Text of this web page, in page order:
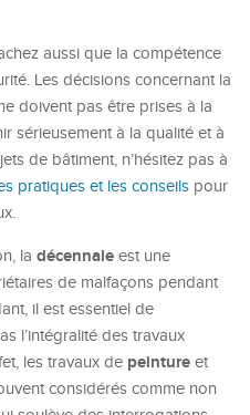
aussi que la compétence
Les décisions concernant la
doivent pas être prises à la
sérieusement à la qualité et à
de bâtiment, n’hésitez pas à
pratiques et les conseils pour
la décennale est une
de malfaçons pendant
il est essentiel de
l’intégralité des travaux
les travaux de peinture et
considérés comme non